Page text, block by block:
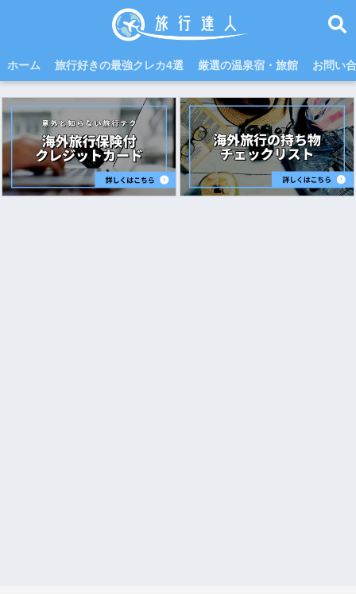
ホーム 旅行好きの最強クレカ4選 厳選の温泉宿・旅館 お問い